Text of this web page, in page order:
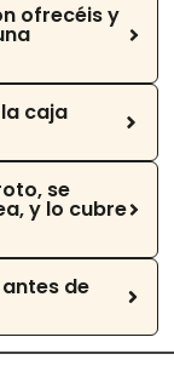
ofrecéis y
caja
se
y lo cubre
de